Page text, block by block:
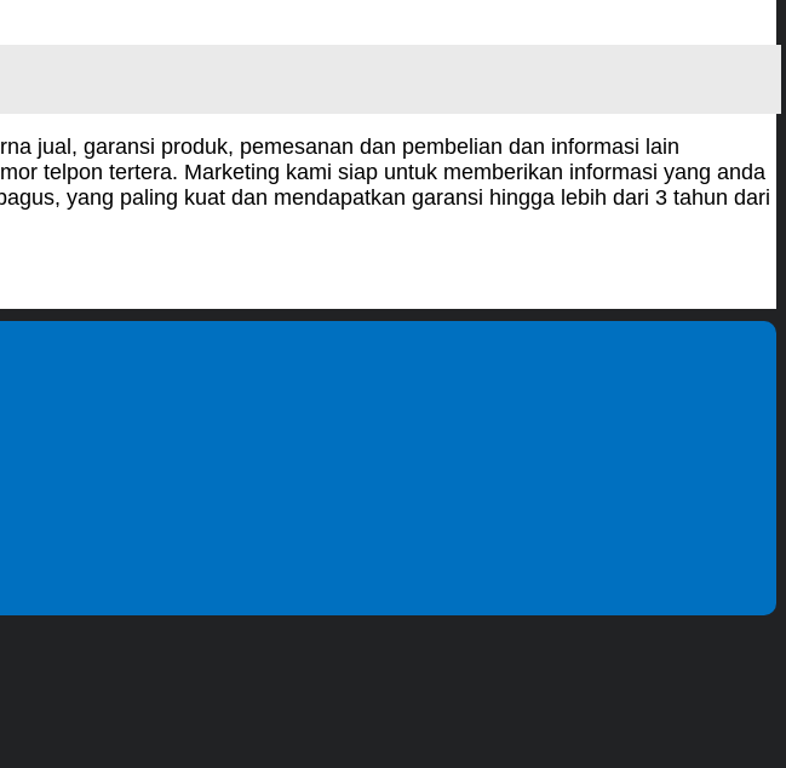
jual, garansi produk, pemesanan dan pembelian dan informasi lain
telpon tertera. Marketing kami siap untuk memberikan informasi yang anda
yang paling kuat dan mendapatkan garansi hingga lebih dari 3 tahun dari